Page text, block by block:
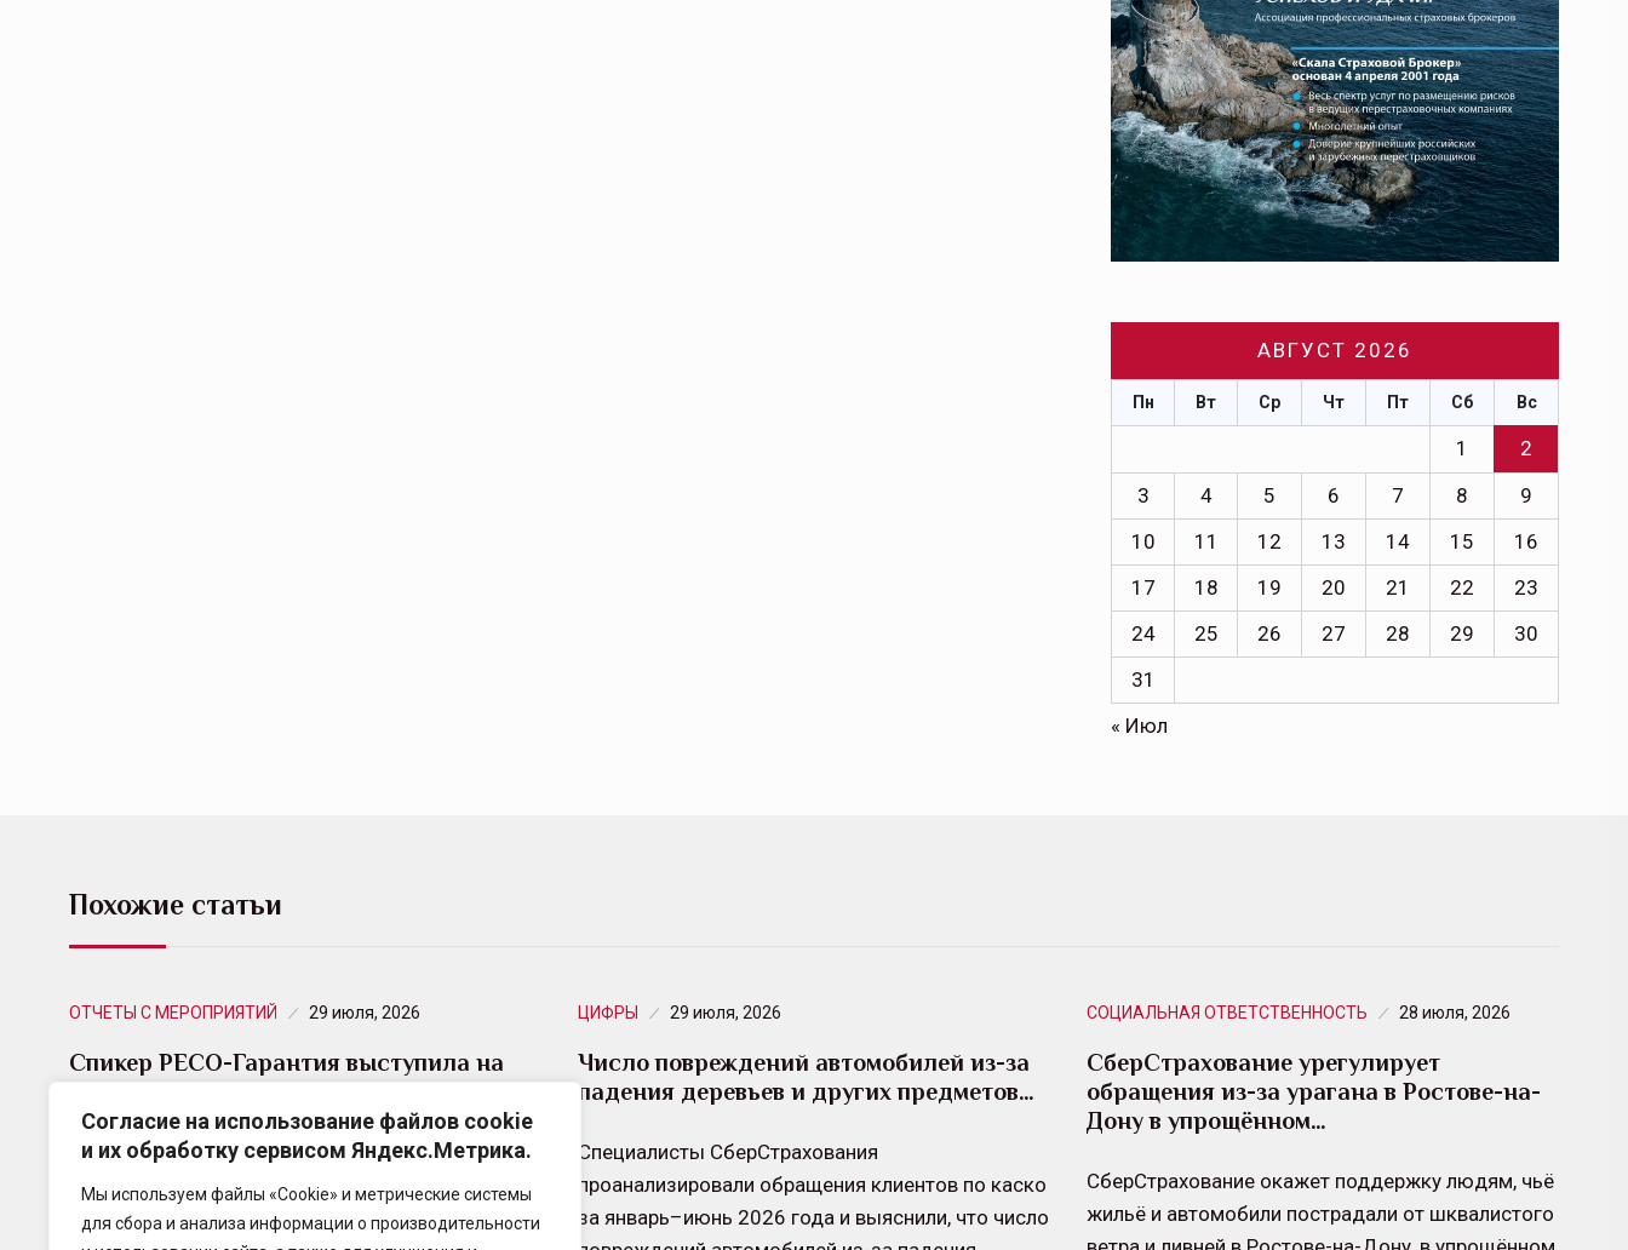
Согласие на использование файлов cookie
и их обработку сервисом Яндекс.Метрика.
Мы используем файлы «Cookie» и метрические системы
для сбора и анализа информации о производительности
АВГУСТ 2026
Пн Вт Ср Чт Пт Сб Вс
1
2
3
4 5 6 7 8
9
10
11 12 13 14 15
16
17
18 19 20 21 22
23
24
25 26 27 28 29
30
31
« Июл
Похожие статьи
ОТЧЕТЫ С МЕРОПРИЯТИЙ 29 июля, 2026
Спикер РЕСО-Гарантия выступила на
форуме InsurtechDay
«II Всероссийский форум InsurtechDay 2026»
вновь прошел в столице и собрал более 250
участников. Свыше 30 экспертов компаний-
ЦИФРЫ 29 июля, 2026
Число повреждений автомобилей из-за
падения деревьев и других предметов…
Специалисты СберСтрахования
проанализировали обращения клиентов по каско
за январь–июнь 2026 года и выяснили, что число
СОЦИАЛЬНАЯ ОТВЕТСТВЕННОСТЬ 28 июля, 2026
СберСтрахование урегулирует
обращения из-за урагана в Ростове-на-
Дону в упрощённом…
СберСтрахование окажет поддержку людям, чьё
жильё и автомобили пострадали от шквалистого